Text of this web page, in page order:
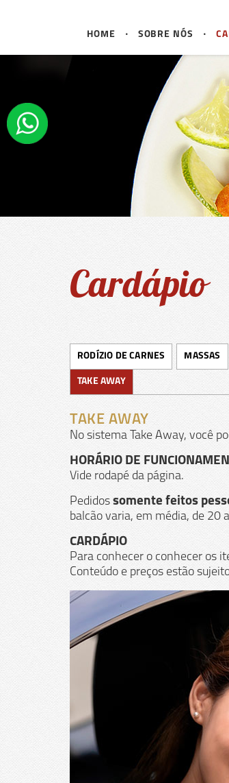
HOME
SOBRE NÓS
Cardápio
RODÍZIO DE CARNES MASSAS
TAKE AWAY
TAKE AWAY
No sistema Take Away, você
HORÁRIO DE
Vide rodapé da página.
Pedidos somente feitos
balcão varia, em média, de 20
CARDÁPIO
Para conhecer o conhecer os
Conteúdo e preços estão